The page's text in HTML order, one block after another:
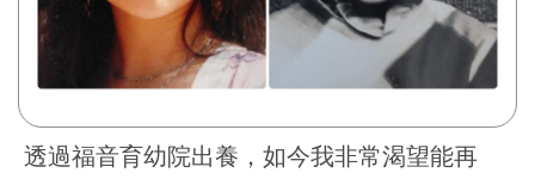
透過福音育幼院出養，如今我非常渴望能再